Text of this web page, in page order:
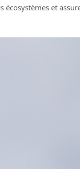
écosystèmes et